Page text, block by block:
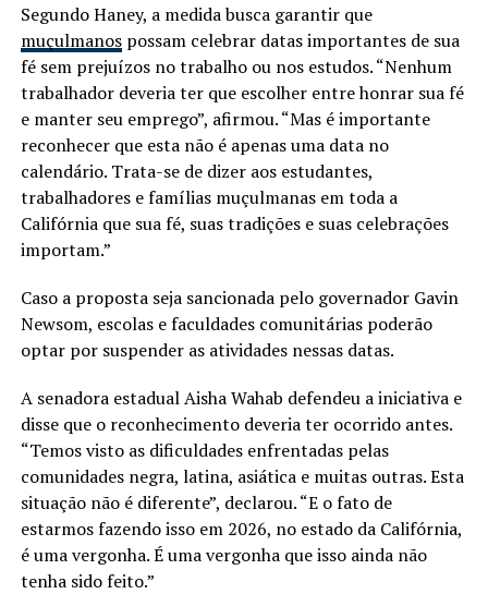
Segundo Haney, a medida busca garantir que
muçulmanospossam celebrar datas importantes de sua
fé sem prejuízos no trabalho ou nos estudos. “Nenhum
trabalhador deveria ter que escolher entre honrar sua fé
e manter seu emprego”, afirmou. “Mas é importante
reconhecer que esta não é apenas uma data no
calendário. Trata-se de dizer aos estudantes,
trabalhadores e famílias muçulmanas em toda a
Califórnia que sua fé, suas tradições e suas celebrações
importam.”
Caso a proposta seja sancionada pelo governador Gavin
Newsom, escolas e faculdades comunitárias poderão
optar por suspender as atividades nessas datas.
A senadora estadual Aisha Wahab defendeu a iniciativa e
disse que o reconhecimento deveria ter ocorrido antes.
“Temos visto as dificuldades enfrentadas pelas
comunidades negra, latina, asiática e muitas outras. Esta
situação não é diferente”, declarou. “E o fato de
estarmos fazendo isso em 2026, no estado da Califórnia,
é uma vergonha. É uma vergonha que isso ainda não
tenha sido feito.”